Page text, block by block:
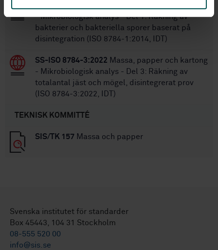
- Mikrobiologisk analys - Del 1: Räkning av
bakterier och bakteriella sporer baserat på
disintegration (ISO 8784-1:2014, IDT)
SS-ISO 8784-3:2022 Massa, papper och kartong
- Mikrobiologisk analys - Del 3: Räkning av
totalantal jäst och mögel, disintegrerat prov
(ISO 8784-3:2022, IDT)
TEKNISK KOMMITTÉ
SIS/TK 157 Massa och papper
Svenska institutet för standarder
Box 45443, 104 31 Stockholm
08-555 520 00
info@sis.se